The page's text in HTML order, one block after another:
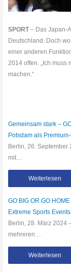
SPORT– Das Japan-
Deutschland. Doch
einer anderen
2014 offen. „Ich
machen.“
Gemeinsam stark –
Potsdam als
Berlin, 26. September
mit…
Weiterlesen
GO BIG OR GO
Extreme Sports
Berlin, 28. März 2024
mehreren…
Weiterlesen